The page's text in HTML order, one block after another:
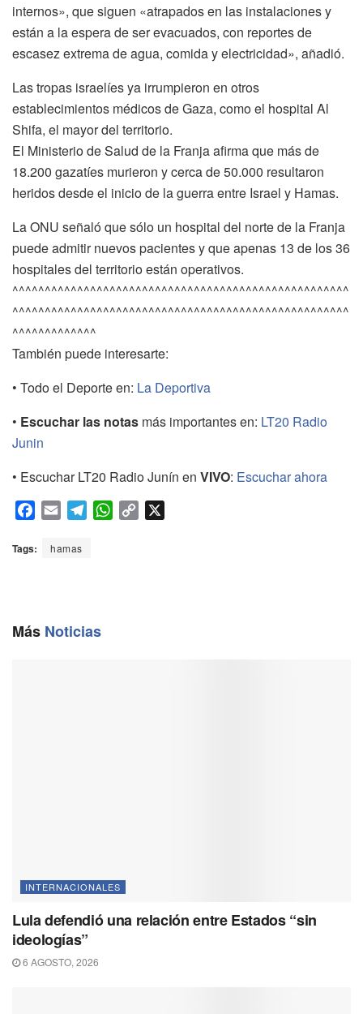
internos», que siguen «atrapados en las instalaciones y
están a la espera de ser evacuados, con reportes de
escasez extrema de agua, comida y electricidad», añadió.
Las tropas israelíes ya irrumpieron en otros
establecimientos médicos de Gaza, como el hospital Al
Shifa, el mayor del territorio.
El Ministerio de Salud de la Franja afirma que más de
18.200 gazatíes murieron y cerca de 50.000 resultaron
heridos desde el inicio de la guerra entre Israel y Hamas.
La ONU señaló que sólo un hospital del norte de la Franja
puede admitir nuevos pacientes y que apenas 13 de los 36
hospitales del territorio están operativos.
^^^^^^^^^^^^^^^^^^^^^^^^^^^^^^^^^^^^^^^^^^^^^^^^^^^^
^^^^^^^^^^^^^^^^^^^^^^^^^^^^^^^^^^^^^^^^^^^^^^^^^^^^
^^^^^^^^^^^^^
También puede interesarte:
• Todo el Deporte en: La Deportiva
• Escuchar las notas más importantes en: LT20 Radio
Junin
• Escuchar LT20 Radio Junín en VIVO: Escuchar ahora
c
o
a
a
W
Tags: hamas
Más Noticias
INTERNACIONALES
Lula defendió una relación entre Estados “sin
ideologías”
6 AGOSTO, 2026